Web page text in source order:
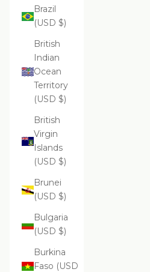
Brazil
(USD $)
British
Indian
Ocean
Territory
(USD $)
British
Virgin
Islands
(USD $)
Brunei
(USD $)
Bulgaria
(USD $)
Burkina
Faso (USD